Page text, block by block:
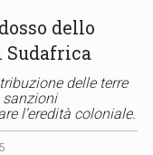
dello
Sudafrica
delle terre
l’eredità coloniale.